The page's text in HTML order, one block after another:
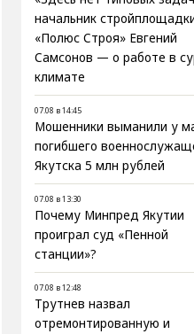
начальник
«Полюс Строя» Евгений
Самсонов — о работе в
климате
07.08 в 14:45
Мошенники выманили у
погибшего
Якутска 5 млн рублей
07.08 в 13:30
Почему Минпред Якутии
проиграл суд «Пенной
станции»?
07.08 в 12:48
Трутнев назвал
отремонтированную и